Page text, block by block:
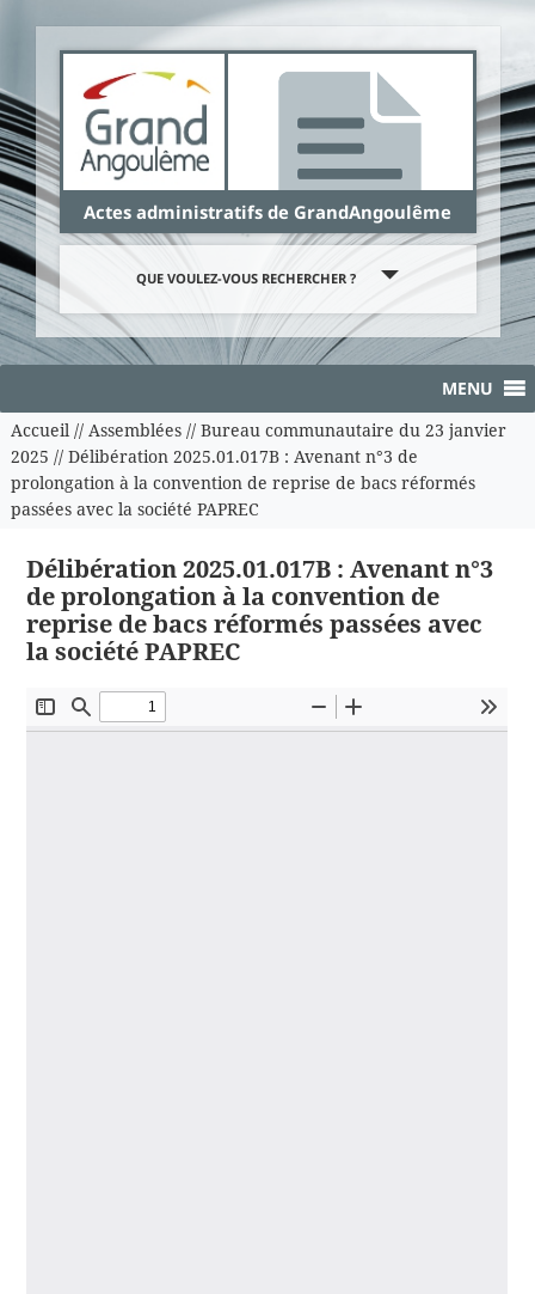
Actes administratifs de GrandAngoulême
QUE VOULEZ-VOUS RECHERCHER ?
MENU
Accueil// Assemblées// Bureau communautaire du 23 janvier
2025 // Délibération 2025.01.017B : Avenant n°3 de
prolongation à la convention de reprise de bacs réformés
passées avec la société PAPREC
Délibération 2025.01.017B : Avenant n°3
de prolongation à la convention de
reprise de bacs réformés passées avec
la société PAPREC
Panneau de gestion des cookies